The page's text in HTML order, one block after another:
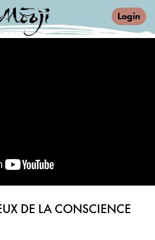
Login
DE LA CONSCIENCE